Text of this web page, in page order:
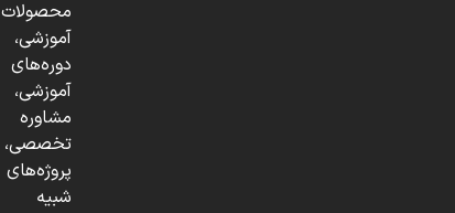
محصولات
آموزشی،
دوره‌های
آموزشی،
مشاوره
تخصصی،
پروژه‌های
شبیه